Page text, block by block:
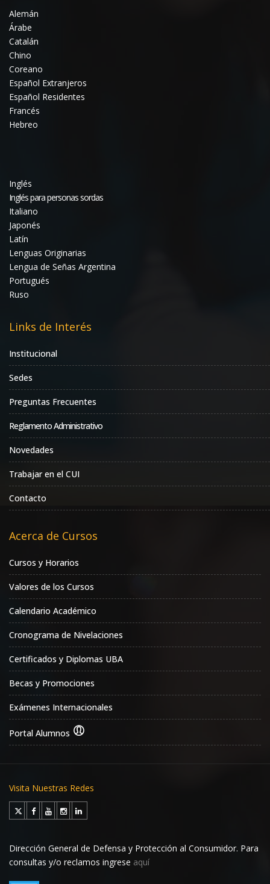
Alemán
Árabe
Catalán
Chino
Coreano
Español Extranjeros
Español Residentes
Francés
Hebreo
Inglés
Inglés para personas sordas
Italiano
Japonés
Latín
Lenguas Originarias
Lengua de Señas Argentina
Portugués
Ruso
Links de Interés
Institucional
Sedes
Preguntas Frecuentes
Reglamento Administrativo
Novedades
Trabajar en el CUI
Contacto
Acerca de Cursos
Cursos y Horarios
Valores de los Cursos
Calendario Académico
Cronograma de Nivelaciones
Certificados y Diplomas UBA
Becas y Promociones
Exámenes Internacionales
Portal Alumnos
Visita Nuestras Redes
Dirección General de Defensa y Protección al Consumidor. Para
consultas y/o reclamos ingrese aquí